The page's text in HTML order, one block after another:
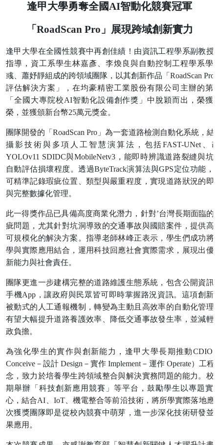
逢甲大學勇奪全國AI智動化競賽冠軍
「RoadScan Pro」展現跨域創新實力
逢甲大學在全國性競賽中再創佳績！由資訊工程學系副教授
指導，資工系學生林嘉彥、李煥良與自動控制工程學系學
彧、蕭妤靜組成的跨領域團隊，以其創新作品「RoadScan Pro
評估解決方案」，在均豪精密工業股份有限公司主辦的第
「全國大專院校AI智動化設備創作獎」中脫穎而出，榮獲
榮，並獲頒新台幣25萬元獎金。
團隊開發的「RoadScan Pro」為一套道路檢測自動化系統，結
攝影技術與多項人工智慧演算法，包括FAST-UNet、
YOLOv11 SDIDC與MobileNetv3，能即時辨識道路裂縫與坑
自動評估損壞程度。透過ByteTrack演算法與GPS定位功能，
可精準記錄瑕疵位置、類型與嚴重程度，實現道路狀況的即
與完整數據化管理。
此一得獎作品已具備高度商業化潛力，針對’台灣長期面臨的
疵問題，尤其針對坑洞導致的交通事故與國賠案件，提供高
可規模化的解決方案。指導老師林峰正表示，學生們成功將
學與實際應用結合，運用科技回應社會實際需求，展現出優
新能力與社會責任。
團隊更進一步建構完整的道路維護生態系統，包含公開資訊
手機App，讓政府與民眾皆可即時掌握路況資訊。這項創新
被動式的人工通報機制，轉變為主動且高效率的自動化管理
有望大幅提升道路養護效率、降低交通事故發生率，並減輕
政負擔。
為強化學生的實作與創新能力，逢甲大學長期推動CDIO
Conceive－設計 Design－實作 Implement－運作 Operate）工程
念，致力於培養學生跨領域整合與解決實務問題的能力。校
期舉辦「科技創新應用競賽」等平台，鼓勵學生以專題實
心，結合AI、IoT、機電整合等前沿技術，將所學實際落地應
次獲獎團隊即是從校內競賽中萌芽，進一步深化技術研發並
果應用。